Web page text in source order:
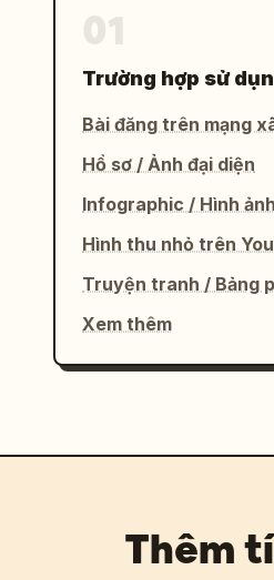
Trường hợp sử
Bài đăng trên mạng
Hồ sơ / Ảnh đại diện
Infographic / Hình
Hình thu nhỏ trên
Truyện tranh / Bảng
Xem thêm
Thêm